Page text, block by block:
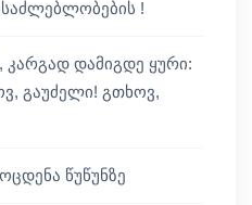
!
დამიგდე ყური:
გაუძელი! გთხოვ,
წუწუნზე